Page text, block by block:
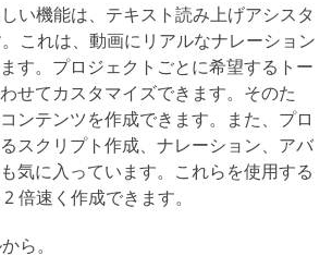
い機能は、テキスト読み上げアシスタ
これは、動画にリアルなナレーション
す。プロジェクトごとに希望するトー
せてカスタマイズできます。そのた
ンテンツを作成できます。また、プロ
スクリプト作成、ナレーション、アバ
気に入っています。これらを使用する
倍速く作成できます。
ら。